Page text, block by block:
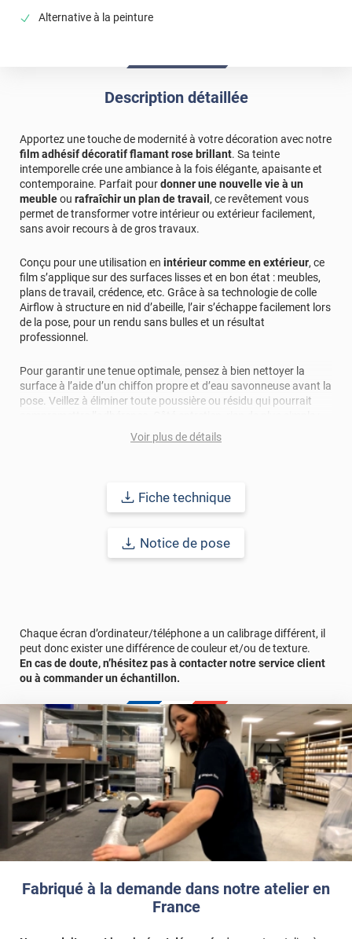
Alternative à la peinture
Fabriqué à la demande dans notre atelier en
France
Description détaillée
Apportez une touche de modernité à votre décoration avec notre
film adhésif décoratif flamant rose brillant. Sa teinte
intemporelle crée une ambiance à la fois élégante, apaisante et
contemporaine. Parfait pourdonner une nouvelle vie à un
meubleou rafraîchir un plan de travail , ce revêtement vous
permet de transformer votre intérieur ou extérieur facilement,
sans avoir recours à de gros travaux.
Conçu pour une utilisation en intérieur comme en extérieur, ce
film s’applique sur des surfaces lisses et en bon état : meubles,
plans de travail, crédence, etc. Grâce à sa technologie de colle
Airflow à structure en nid d’abeille, l’air s’échappe facilement lors
de la pose, pour un rendu sans bulles et un résultat
professionnel.
Pour garantir une tenue optimale, pensez à bien nettoyer la
surface à l’aide d’un chiffon propre et d’eau savonneuse avant la
pose. Veillez à éliminer toute poussière ou résidu qui pourrait
utilisez uniquement de l’eau chaude (non bouillante) et un
produit au pH neutre. Les détergents ou produits abrasifs sont à
Ce film dispose d'une pellicule de protection. Pensez à la retirer
Ce film bénéficie d’unedurabilité de 6 ans, en fonction de la
qualité de la surface et de son entretien.
Référence produit :GLOSS4437a
Voir plus de détails
Fiche technique
Notice de pose
Chaque écran d’ordinateur/téléphone a un calibrage différent, il
peut donc exister une différence de couleur et/ou de texture.
En cas de doute, n’hésitez pas à contacter notre service client
ou à commander un échantillon.